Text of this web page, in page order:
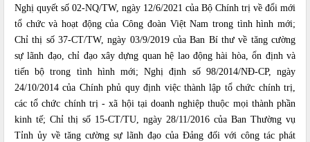
Nghị quyết số 02-NQ/TW, ngày 12/6/2021 của Bộ Chính trị về đổi mới
tổ chức và hoạt động của Công đoàn Việt Nam trong tình hình mới;
Chỉ thị số 37-CT/TW,ngày 03/9/2019 của Ban Bí thư về tăng cường
sự lãnh đạo, chỉ đạo xây dựng quan hệ lao động hài hòa, ổn định và
tiến bộ trong tình hình mới; Nghị định số 98/2014/NĐ-CP, ngày
24/10/2014 của Chính phủ quy định việc thành lập tổ chức chính trị,
các tổ chức chính trị - xã hội tại doanh nghiệp thuộc mọi thành phần
kinh tế; Chỉ thị số 15-CT/TU, ngày 28/11/2016 của Ban Thường vụ
Tỉnh ủy về tăng cường sự lãnh đạo của Đảng đối với công tác phát